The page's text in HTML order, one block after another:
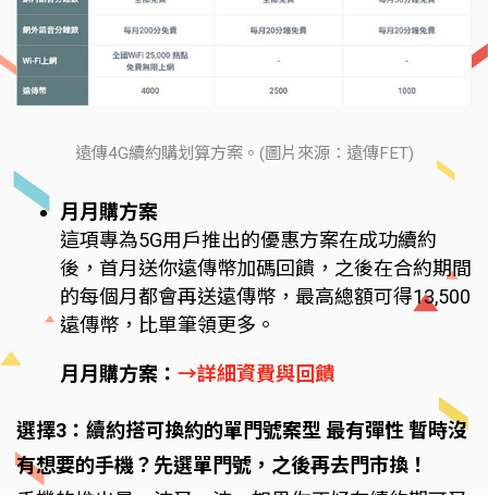
遠傳4G續約購划算方案。(圖片來源：遠傳FET)
月月購方案
這項專為5G用戶推出的優惠方案在成功續約
後，首月送你遠傳幣加碼回饋，之後在合約期間
的每個月都會再送遠傳幣，最高總額可得13,500
遠傳幣，比單筆領更多。
月月購方案： →詳細資費與回饋
選擇3：續約搭可換約的單門號案型 最有彈性 暫時沒
有想要的手機？先選單門號，之後再去門市換！